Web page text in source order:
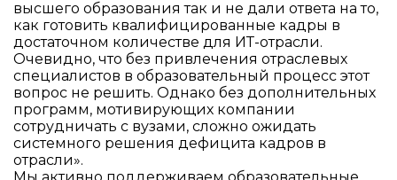
высшего образования так и не дали ответа на то,
как готовить квалифицированные кадры в
достаточном количестве для ИТ-отрасли.
Очевидно, что без привлечения отраслевых
специалистов в образовательный процесс этот
вопрос не решить. Однако без дополнительных
программ, мотивирующих компании
сотрудничать с вузами, сложно ожидать
системного решения дефицита кадров в
отрасли».